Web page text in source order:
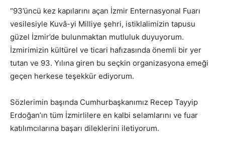
“93’üncü kez kapılarını açan İzmir Enternasyonal Fuarı
vesilesiyle Kuvâ-yi Milliye şehri, istiklalimizin tapusu
güzel İzmir’de bulunmaktan mutluluk duyuyorum.
İzmirimizin kültürel ve ticari hafızasında önemli bir yer
tutan ve 93. Yılına giren bu seçkin organizasyona emeği
geçen herkese teşekkür ediyorum.
Sözlerimin başında Cumhurbaşkanımız Recep Tayyip
Erdoğan’ın tüm İzmirlilere en kalbi selamlarını ve fuar
katılımcılarına başarı dileklerini iletiyorum.